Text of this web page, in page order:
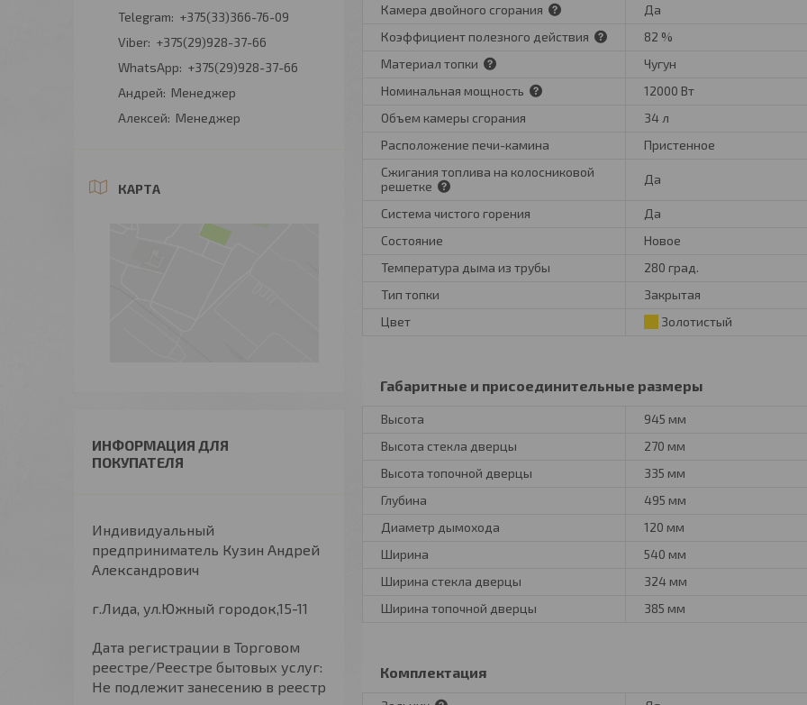
Камера двойного сгорания
Да
Коэффициент полезного действия
82 %
Материал топки
Чугун
Номинальная мощность
12000 Вт
Объем камеры сгорания
34 л
Расположение печи-камина
Пристенное
Сжигания топлива на колосниковой
решетке
Да
Система чистого горения
Да
Состояние
Новое
Температура дыма из трубы
280 град.
Тип топки
Закрытая
Цвет
Золотистый
Габаритные и присоединительные размеры
Высота
945 мм
Высота стекла дверцы
270 мм
Высота топочной дверцы
335 мм
Глубина
495 мм
Диаметр дымохода
120 мм
Ширина
540 мм
Ширина стекла дверцы
324 мм
Ширина топочной дверцы
385 мм
Комплектация
+375(33)366-76-09
+375(29)928-37-66
+375(29)928-37-66
Андрей
Менеджер
Алексей
Менеджер
КАРТА
ИНФОРМАЦИЯ ДЛЯ
ПОКУПАТЕЛЯ
Индивидуальный
предприниматель Кузин Андрей
Александрович
г.Лида, ул.Южный городок,15-11
Дата регистрации в Торговом
реестре/Реестре бытовых услуг:
Не подлежит занесению в реестр